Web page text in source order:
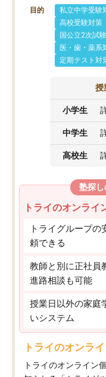
目的 私立中学受験
高校受験対策
国公立2次試
医・歯・薬系
定期テスト対
授
小学生
中学生
高校生
塾探
トライのオンライ
トライグループ
頼できる
教師と別に正社員
進路相談も可能
授業日以外の家庭
いシステム
トライのオンラ
トライのオンライン